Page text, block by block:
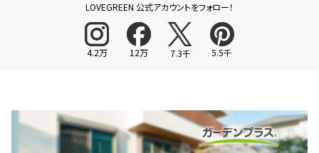
LOVEGREEN 公式アカウントをフォロー！
4.2万 12万 7.3千 5.5千